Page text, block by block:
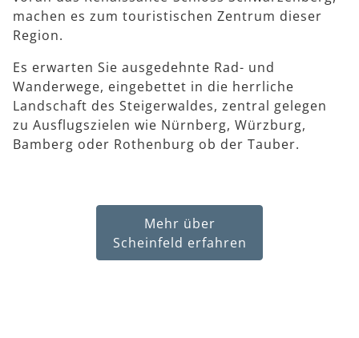
machen es zum touristischen Zentrum dieser
Region.
Es erwarten Sie ausgedehnte Rad- und
Wanderwege, eingebettet in die herrliche
Landschaft des Steigerwaldes, zentral gelegen
zu Ausflugszielen wie Nürnberg, Würzburg,
Bamberg oder Rothenburg ob der Tauber.
Mehr über
Scheinfeld erfahren